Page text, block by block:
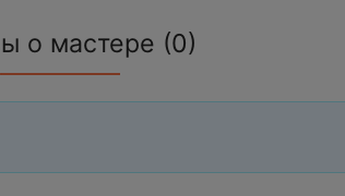
о мастере (0)